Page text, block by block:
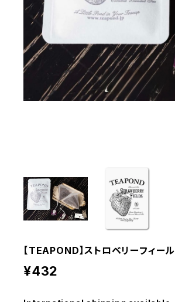
【TEAPOND】ストロベリーフィー
¥432